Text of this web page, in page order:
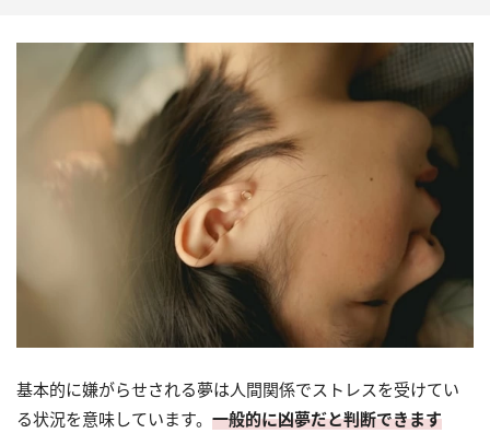
基本的に嫌がらせされる夢は人間関係でストレスを受けてい
る状況を意味しています。 一般的に凶夢だと判断できます